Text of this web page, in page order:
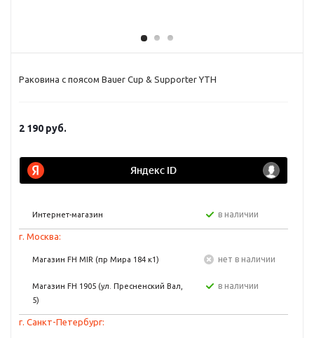
Раковина с поясом Bauer Cup & Supporter YTH
2 190 руб.
Интернет-магазин в наличии
г. Москва:
Магазин FH MIR (пр Мира 184 к1) Нет в наличии
Магазин FH 1905 (ул. Пресненский Вал,
5)
в наличии
г. Санкт-Петербург: